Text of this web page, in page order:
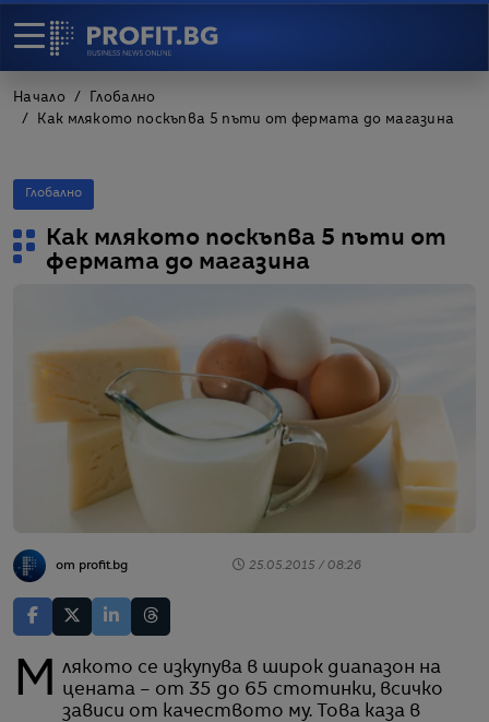
Начало
Глобално
Как млякото поскъпва 5 пъти от фермата до магазина
Глобално
Как млякото поскъпва 5 пъти от
фермата до магазина
от profit.bg 25.05.2015 / 08:26
Млякото се изкупува в широк диапазон на
цената – от 35 до 65 стотинки, всичко
зависи от качеството му. Това каза в